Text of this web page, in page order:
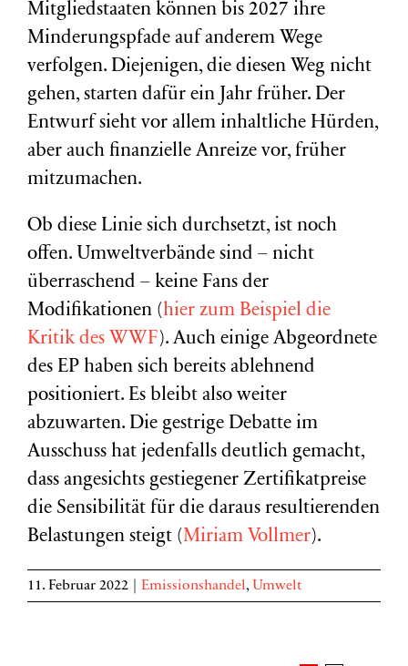
Mitgliedstaaten können bis 2027 ihre
Minderungspfade auf anderem Wege
verfolgen. Diejenigen, die diesen Weg nicht
gehen, starten dafür ein Jahr früher. Der
Entwurf sieht vor allem inhaltliche Hürden,
aber auch finanzielle Anreize vor, früher
mitzumachen.
Ob diese Linie sich durchsetzt, ist noch
offen. Umweltverbände sind – nicht
überraschend – keine Fans der
Modifikationen (hier zum Beispiel die
Kritik des WWF ). Auch einige Abgeordnete
des EP haben sich bereits ablehnend
positioniert. Es bleibt also weiter
abzuwarten. Die gestrige Debatte im
Ausschuss hat jedenfalls deutlich gemacht,
dass angesichts gestiegener Zertifikatpreise
die Sensibilität für die daraus resultierenden
Belastungen steigt (Miriam Vollmer).
11. Februar 2022 Emissionshandel, Umwelt